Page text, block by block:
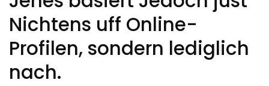
Nichtens uff Online-
Profilen, sondern lediglich
nach.